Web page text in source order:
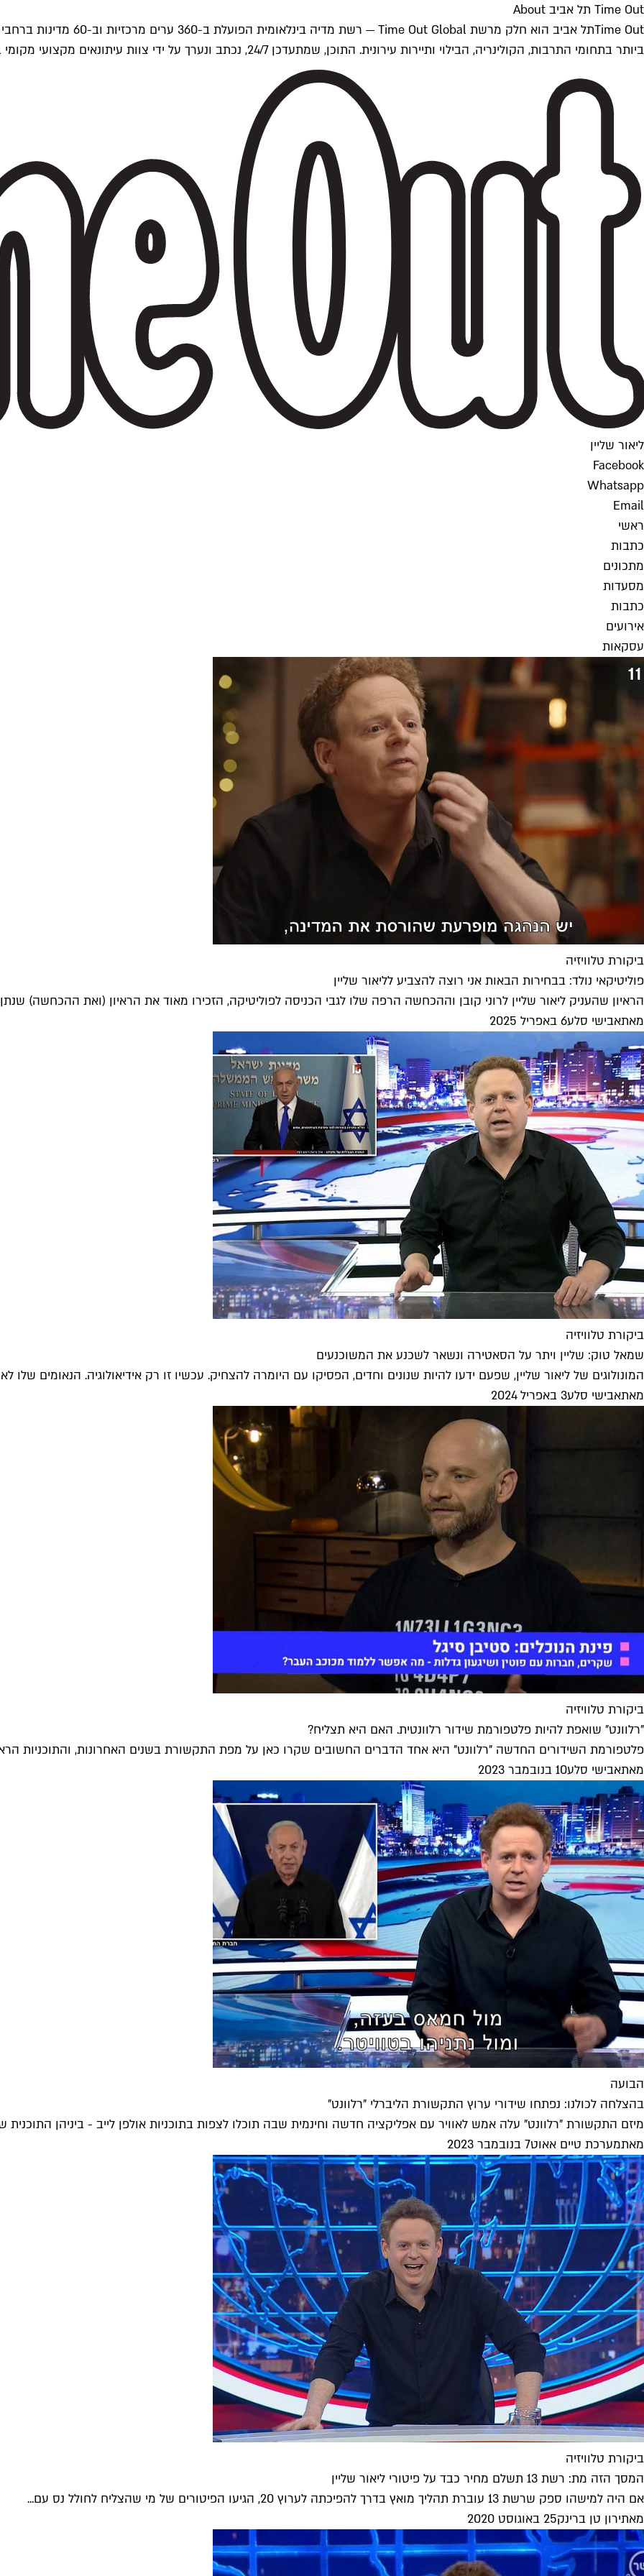
Time Out תל אביב About
ביותר בתחומי התרבות, הקולינריה, הבילוי ותיירות עירונית. התוכן, שמתעדכן 24/7, נכתב ונערך על ידי צוות עיתונאים מקצועי מקומי בישראל, בהתאם לסטנדרטים של Time Out העולמית.
ליאור שליין
Facebook
Whatsapp
Email
ראשי
כתבות
מתכונים
מסעדות
כתבות
אירועים
עסקאות
ביקורת טלוויזיה
פוליטיקאי נולד: בבחירות הבאות אני רוצה להצביע לליאור שליין
הראיון שהעניק ליאור שליין לרוני קובן וההכחשה הרפה שלו לגבי הכניסה לפוליטיקה, הזכירו מאוד את הראיון (ואת ההכחשה) שנתן
מאתאבישי סלע6 באפריל 2025
ביקורת טלוויזיה
שמאל טוק: שליין ויתר על הסאטירה ונשאר לשכנע את המשוכנעים
המונולוגים של ליאור שליין, שפעם ידעו להיות שנונים וחדים, הפסיקו עם היומרה להצחיק. עכשיו זו רק אידיאולוגיה. הנאומים שלו לא
מאתאבישי סלע3 באפריל 2024
ביקורת טלוויזיה
"רלוונט" שואפת להיות פלטפורמת שידור רלוונטית. האם היא תצליח?
פלטפורמת השידורים החדשה "רלוונט" היא אחד הדברים החשובים שקרו כאן על מפת התקשורת בשנים האחרונות, והתוכניות
מאתאבישי סלע10 בנובמבר 2023
הבועה
בהצלחה לכולנו: נפתחו שידורי ערוץ התקשורת הליברלי "רלוונט"
מיזם התקשורת "רלוונט" עלה אמש לאוויר עם אפליקציה חדשה וחינמית שבה תוכלו לצפות בתוכניות אולפן לייב - ביניהן התוכנית
מאתמערכת טיים אאוט7 בנובמבר 2023
ביקורת טלוויזיה
המסך הזה מת: רשת 13 תשלם מחיר כבד על פיטורי ליאור שליין
אם היה למישהו ספק שרשת 13 עוברת תהליך מואץ בדרך להפיכתה לערוץ 20, הגיעו הפיטורים של מי שהצליח לחולל נס עם...
מאתירון טן ברינק25 באוגוסט 2020